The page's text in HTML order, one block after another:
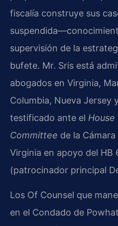
fiscalía construye sus
supervisión de la
bufete. Mr. Sris está
abogados en Virginia,
Columbia, Nueva Jersey
testificado ante el
Committee de la
Virginia en apoyo del HB
(patrocinador principal
Los Of Counsel que
en el Condado de